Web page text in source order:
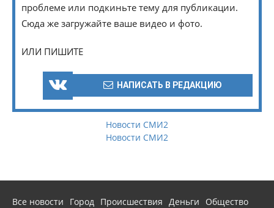
проблеме или подкиньте тему для публикации.
Сюда же загружайте ваше видео и фото.
ИЛИ ПИШИТЕ
НАПИСАТЬ В РЕДАКЦИЮ
Новости СМИ2
Новости СМИ2
Все новости Город Происшествия Деньги
Общество